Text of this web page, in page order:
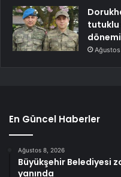
tutuklu
En Güncel Haberler
Ağustos 8, 2026
Büyükşehir Belediyesi
yanında